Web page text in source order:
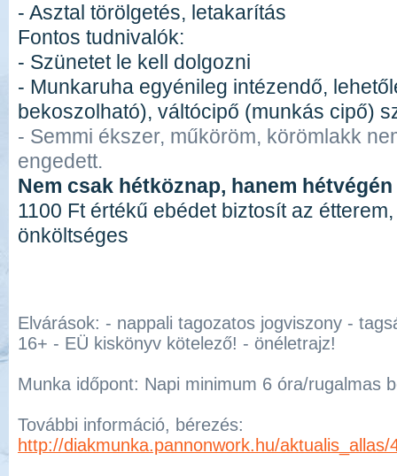
- Asztal törölgetés, letakarítás
Fontos tudnivalók:
- Szünetet le kell dolgozni
- Munkaruha egyénileg intézendő,
bekoszolható), váltócipő (munkás cipő)
- Semmi ékszer, műköröm, körömlakk
engedett.
Nem csak hétköznap, hanem
1100 Ft értékű ebédet biztosít az
önköltséges
Elvárások: - nappali tagozatos jogviszony -
16+ - EÜ kiskönyv kötelező! - önéletrajz!
Munka időpont: Napi minimum 6 óra/rugalmas
További információ, bérezés:
http://diakmunka.pannonwork.hu/aktualis_allas/